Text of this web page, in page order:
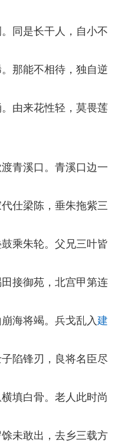
同是长干人，自小不
那能不相待，独自逆
由来花性轻，莫畏莲
青溪口。青溪口边一
仕梁陈，垂朱拖紫三
乘朱轮。父兄三叶皆
接御苑，北宫甲第连
海将竭。兵戈乱入建
陷锋刃，良将名臣尽
填白骨。老人此时尚
未敢出，去乡三载方